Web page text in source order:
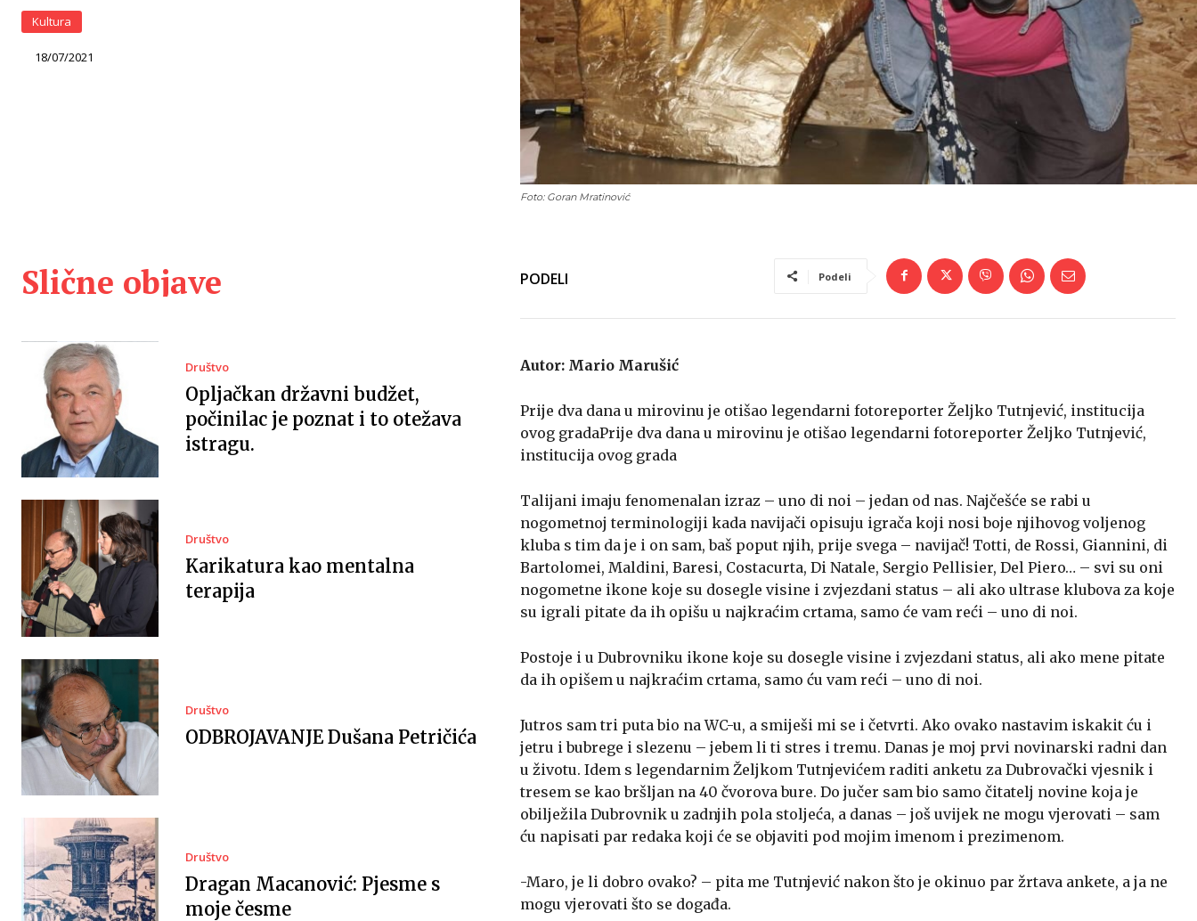
Kultura
18/07/2021
Foto: Goran Mratinović
Slične objave
Društvo
Opljačkan državni budžet,
počinilac je poznat i to otežava
istragu.
Društvo
Karikatura kao mentalna
terapija
Društvo
ODBROJAVANJE Dušana Petričića
Društvo
Dragan Macanović: Pjesme s
moje česme
PODELI Podeli
Autor: Mario Marušić
Prije dva dana u mirovinu je otišao legendarni fotoreporter Željko Tutnjević, institucija
ovog gradaPrije dva dana u mirovinu je otišao legendarni fotoreporter Željko Tutnjević,
institucija ovog grada
Talijani imaju fenomenalan izraz – uno di noi – jedan od nas. Najčešće se rabi u
nogometnoj terminologiji kada navijači opisuju igrača koji nosi boje njihovog voljenog
kluba s tim da je i on sam, baš poput njih, prije svega – navijač! Totti, de Rossi, Giannini, di
Bartolomei, Maldini, Baresi, Costacurta, Di Natale, Sergio Pellisier, Del Piero… – svi su oni
nogometne ikone koje su dosegle visine i zvjezdani status – ali ako ultrase klubova za koje
su igrali pitate da ih opišu u najkraćim crtama, samo će vam reći – uno di noi.
Postoje i u Dubrovniku ikone koje su dosegle visine i zvjezdani status, ali ako mene pitate
da ih opišem u najkraćim crtama, samo ću vam reći – uno di noi.
Jutros sam tri puta bio na WC-u, a smiješi mi se i četvrti. Ako ovako nastavim iskakit ću i
jetru i bubrege i slezenu – jebem li ti stres i tremu. Danas je moj prvi novinarski radni dan
u životu. Idem s legendarnim Željkom Tutnjevićem raditi anketu za Dubrovački vjesnik i
tresem se kao bršljan na 40 čvorova bure. Do jučer sam bio samo čitatelj novine koja je
obilježila Dubrovnik u zadnjih pola stoljeća, a danas – još uvijek ne mogu vjerovati – sam
ću napisati par redaka koji će se objaviti pod mojim imenom i prezimenom.
-Maro, je li dobro ovako? – pita me Tutnjević nakon što je okinuo par žrtava ankete, a ja ne
mogu vjerovati što se događa.